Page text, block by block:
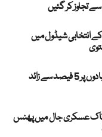
انتخابی شیڈول میں
سونے کی قیمت میں ہفتہ وار بنیادوں پر 5 فیصد سے زائد
عسکری جال میں پھنس